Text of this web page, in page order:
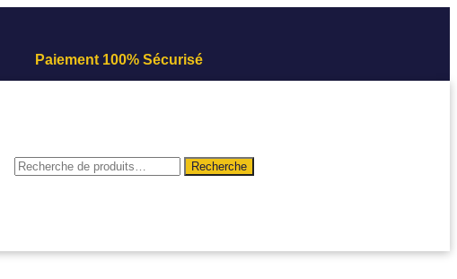
Paiement 100% Sécurisé
Recherche